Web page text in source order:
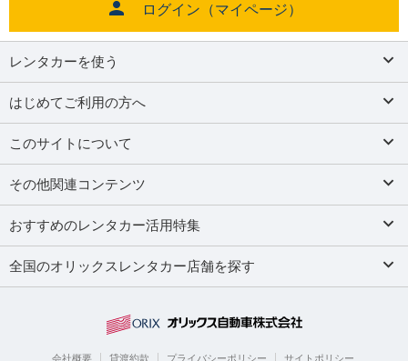
ログイン（マイページ）
レンタカーを使う
はじめてご利用の方へ
このサイトについて
その他関連コンテンツ
おすすめのレンタカー活用特集
全国のオリックスレンタカー店舗を探す
会社概要 貸渡約款 プライバシーポリシー サイトポリシー